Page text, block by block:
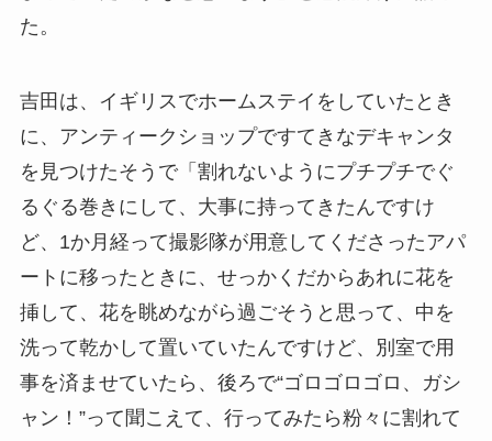
た。
吉田は、イギリスでホームステイをしていたとき
に、アンティークショップですてきなデキャンタ
を見つけたそうで「割れないようにプチプチでぐ
るぐる巻きにして、大事に持ってきたんですけ
ど、1か月経って撮影隊が用意してくださったアパ
ートに移ったときに、せっかくだからあれに花を
挿して、花を眺めながら過ごそうと思って、中を
洗って乾かして置いていたんですけど、別室で用
事を済ませていたら、後ろで“ゴロゴロゴロ、ガシ
ャン！”って聞こえて、行ってみたら粉々に割れて